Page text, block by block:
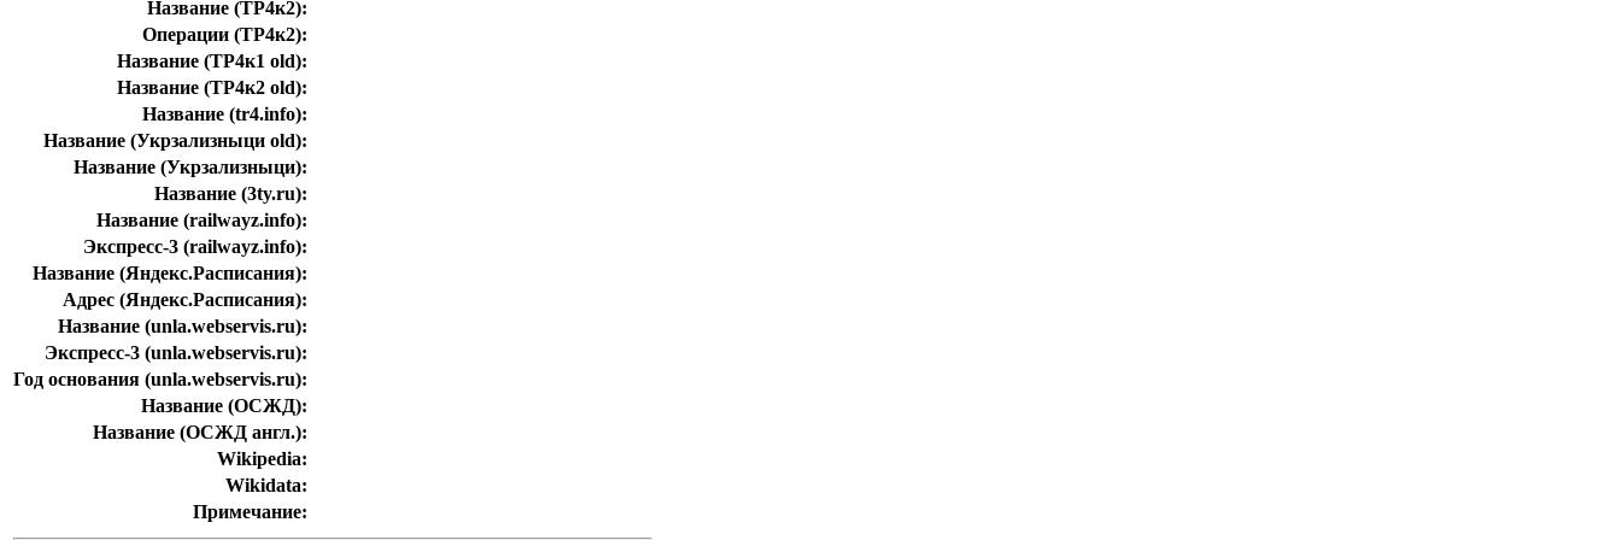
Название (ТР4к2):
Операции (ТР4к2):
Название (ТР4к1 old):
Название (ТР4к2 old):
Название (tr4.info):
Название (Укрзализныци old):
Название (Укрзализныци):
Название (3ty.ru):
Название (railwayz.info):
Экспресс-3 (railwayz.info):
Название (Яндекс.Расписания):
Адрес (Яндекс.Расписания):
Название (unla.webservis.ru):
Экспресс-3 (unla.webservis.ru):
Год основания (unla.webservis.ru):
Название (ОСЖД):
Название (ОСЖД англ.):
Wikipedia:
Wikidata:
Примечание: